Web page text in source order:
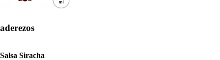
aderezos
Salsa Siracha